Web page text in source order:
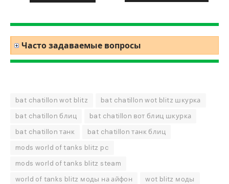
Часто задаваемые вопросы
bat chatillon wot blitz
bat chatillon wot blitz шкурка
bat chatillon блиц
bat chatillon вот блиц шкурка
bat chatillon танк
bat chatillon танк блиц
mods world of tanks blitz pc
mods world of tanks blitz steam
world of tanks blitz моды на айфон
wot blitz моды